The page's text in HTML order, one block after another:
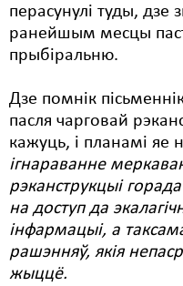
перасунулі туды,
ранейшым месцы
прыбіральню.
Дзе помнік
пасля чарговай
кажуць, і планамі яе
ігнараванне
рэканструкцыі
на доступ да
інфармацыі, а
рашэнняў, якія
жыццё.